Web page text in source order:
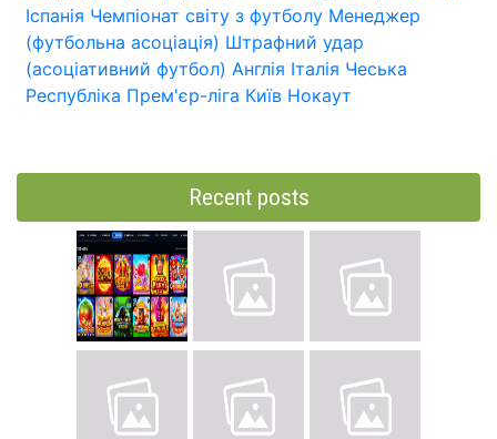
Іспанія Чемпіонат світу з футболу Менеджер
(футбольна асоціація) Штрафний удар
(асоціативний футбол) Англія Італія Чеська
Республіка Прем'єр-ліга Київ Нокаут
Recent posts